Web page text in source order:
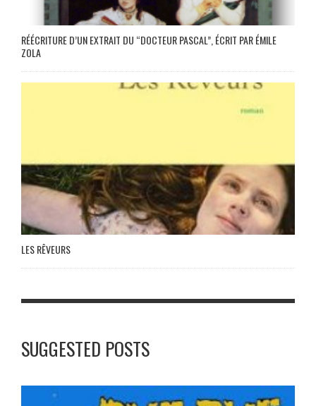
RÉÉCRITURE D’UN EXTRAIT DU “DOCTEUR PASCAL”, ÉCRIT PAR ÉMILE
ZOLA
LES RÊVEURS
SUGGESTED POSTS